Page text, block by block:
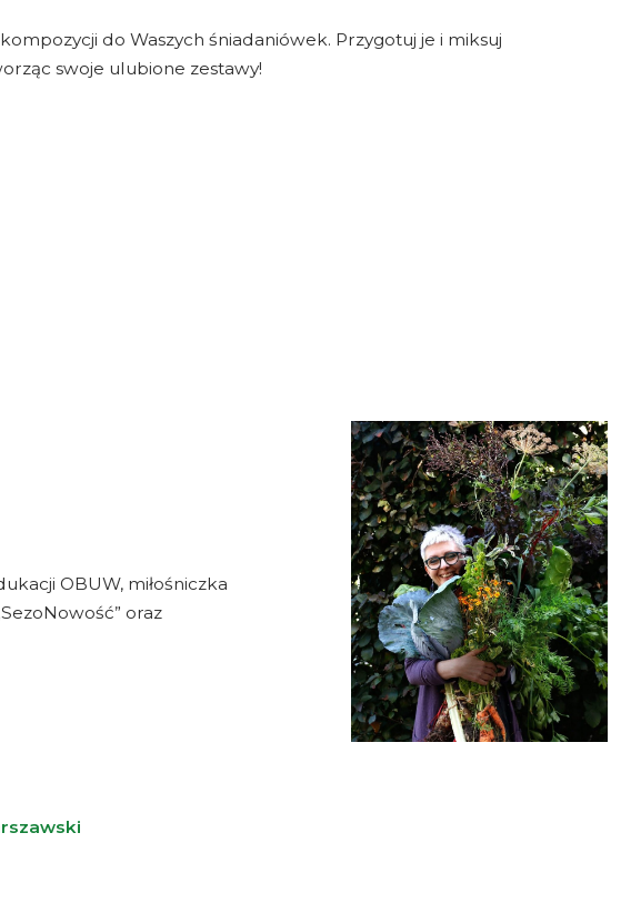
do Waszych śniadaniówek. Przygotuj je i miksuj
swoje ulubione zestawy!
OBUW, miłośniczka
oraz